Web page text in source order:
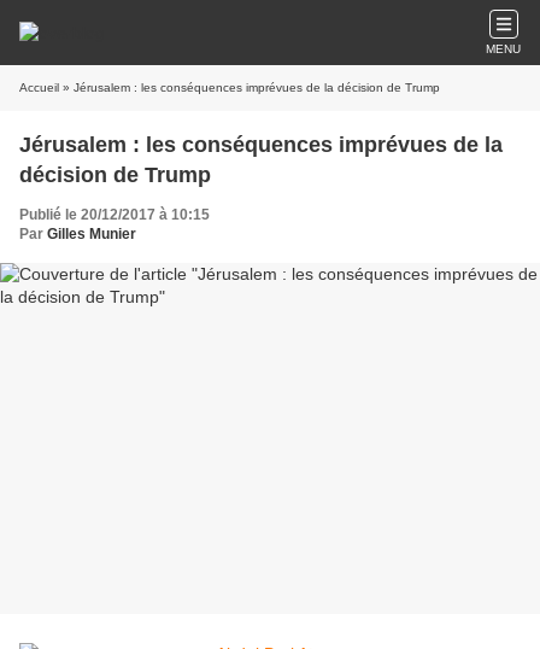
MENU
Accueil » Jérusalem : les conséquences imprévues de la décision de Trump
Jérusalem : les conséquences imprévues de la
décision de Trump
Publié le 20/12/2017 à 10:15
Par Gilles Munier